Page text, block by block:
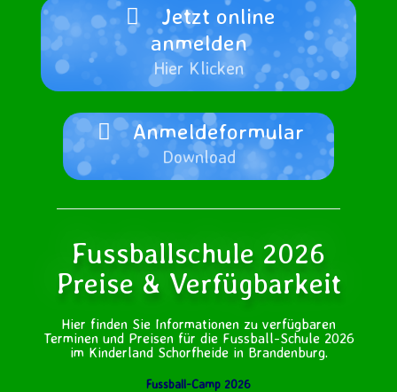
Jetzt online
anmelden
Hier Klicken
Anmeldeformular
Download
Fussballschule 2026
Preise & Verfügbarkeit
Hier finden Sie Informationen zu verfügbaren
Terminen und Preisen für die Fussball-Schule 2026
im Kinderland Schorfheide in Brandenburg.